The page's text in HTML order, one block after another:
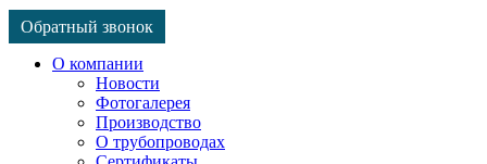
Обратный звонок
О компании
Новости
Фотогалерея
Производство
О трубопроводах